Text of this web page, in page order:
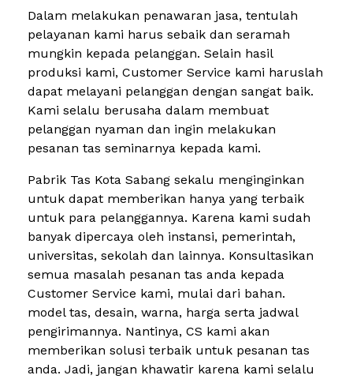
Dalam melakukan penawaran jasa, tentulah
pelayanan kami harus sebaik dan seramah
mungkin kepada pelanggan. Selain hasil
produksi kami, Customer Service kami haruslah
dapat melayani pelanggan dengan sangat baik.
Kami selalu berusaha dalam membuat
pelanggan nyaman dan ingin melakukan
pesanan tas seminarnya kepada kami.
Pabrik Tas Kota Sabang sekalu menginginkan
untuk dapat memberikan hanya yang terbaik
untuk para pelanggannya. Karena kami sudah
banyak dipercaya oleh instansi, pemerintah,
universitas, sekolah dan lainnya. Konsultasikan
semua masalah pesanan tas anda kepada
Customer Service kami, mulai dari bahan.
model tas, desain, warna, harga serta jadwal
pengirimannya. Nantinya, CS kami akan
memberikan solusi terbaik untuk pesanan tas
anda. Jadi, jangan khawatir karena kami selalu